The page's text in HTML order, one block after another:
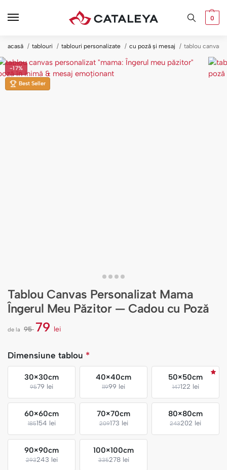
0
acasă tablouri tablouri personalizate cu poză și mesaj tablou canvas
-17%
Best Seller
Tablou Canvas Personalizat Mama
Îngerul Meu Păzitor — Cadou cu Poză
de la 95 79 lei
Dimensiune tablou *
30×30cm
9579 lei
40×40cm
11999 lei
50×50cm
147122 lei
60×60cm
185154 lei
70×70cm
209173 lei
80×80cm
243202 lei
90×90cm
293243 lei
100×100cm
335278 lei